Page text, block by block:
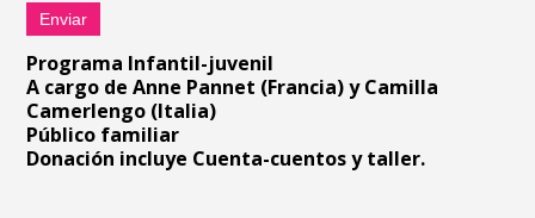
Programa Infantil-juvenil
A cargo deAnne Pannet (Francia) yCamilla
Camerlengo (Italia)
Público familiar
Donación incluye Cuenta-cuentos y taller.
Enviar